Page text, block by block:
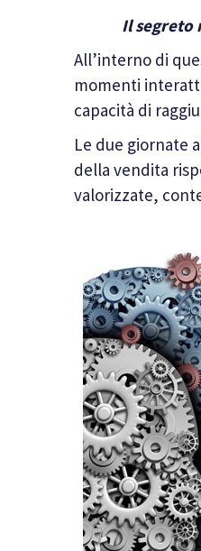
Il segreto
All’interno di
momenti
capacità di
Le due giornate
della vendita
valorizzate,